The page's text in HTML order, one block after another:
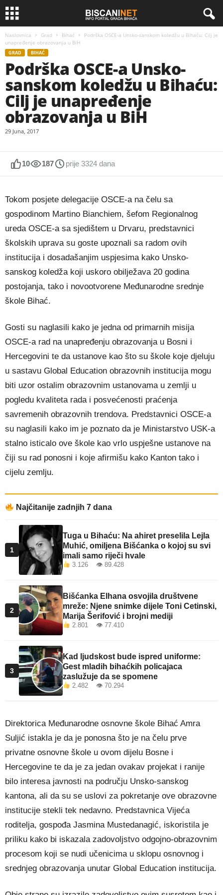
Naslovnica Grad Bihać
Podrška OSCE-a Unsko-sanskom koledžu u Bihaću: Cilj je
unapređenje obrazovanja u BiH
GRAD BIHAĆ
Podrška OSCE-a Unsko-
sanskom koledžu u Bihaću:
Cilj je unapređenje
obrazovanja u BiH
29 Juna, 2017
10 187 prije 3324 dana
Tokom posjete delegacije OSCE-a na čelu sa
gospodinom Martino Bianchiem, šefom Regionalnog
ureda OSCE-a sa sjedištem u Drvaru, predstavnici
školskih uprava su goste upoznali sa radom ovih
institucija i dosadašanjim uspjesima kako Unsko-
sanskog koledža koji uskoro obilježava 20 godina
postojanja, tako i novootvorene Međunarodne srednje
škole Bihać.
Gosti su naglasili kako je jedna od primarnih misija
OSCE-a rad na unapređenju obrazovanja u Bosni i
Hercegovini te da ustanove kao što su škole koje djeluju
u sastavu Global Education obrazovnih institucija mogu
biti uzor ostalim obrazovnim ustanovama u zemlji u
pogledu kvaliteta rada i posvećenosti praćenja
savremenih obrazovnih trendova. Predstavnici OSCE-a
su naglasili kako im je poznato da je Ministarstvo USK-a
stalno isticalo ove škole kao vrlo uspješne ustanove na
čiji su rad ponosni i koje afirmišu kako Kanton tako i
cijelu zemlju.
Najčitanije zadnjih 7 dana
1
Tuga u Bihaću: Na ahiret preselila Lejla
Muhić, omiljena Bišćanka o kojoj su svi
imali samo riječi hvale
3.126 👁 89.428
2
Bišćanka Elhana osvojila društvene
mreže: Njene snimke dijele Toni Cetinski,
Marija Šerifović i brojni mediji
2.801 👁 77.410
3
Kad ljudskost bude ispred uniforme:
Gest mladih bihaćkih policajaca
zaslužuje da se spomene
2.482 👁 70.294
Direktorica Međunarodne osnovne škole Bihać Amra
Suljić istakla je da je ponosna što je na čelu prve
privatne osnovne škole u ovom dijelu Bosne i
Hercegovine te da je za jedan ovakav projekat i ranije
bilo interesa javnosti na području Unsko-sanskog
kantona, ali da su se uslovi za pokretanje ove obrazovne
institucije stekli tek nedavno. Predstavnica Vijeća
roditelja, gospođa Jasmina Mustedanagić, iskoristila je
priliku kako bi iskazala zadovoljstvo odgojno-obrazovnim
procesom koji se nudi učenicima u sklopu osnovnog i
srednjeg obrazovanja unutar Global Education institucija.